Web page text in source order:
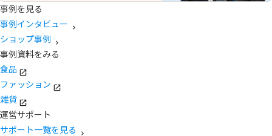
事例を見る
事例インタビュー
ショップ事例
事例資料をみる
食品
ファッション
雑貨
運営サポート
サポート一覧を見る